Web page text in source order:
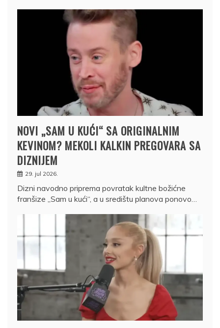
NOVI „SAM U KUĆI“ SA ORIGINALNIM
KEVINOM? MEKOLI KALKIN PREGOVARA SA
DIZNIJEM
29. jul 2026.
Dizni navodno priprema povratak kultne božićne
franšize „Sam u kući“, a u središtu planova ponovo…